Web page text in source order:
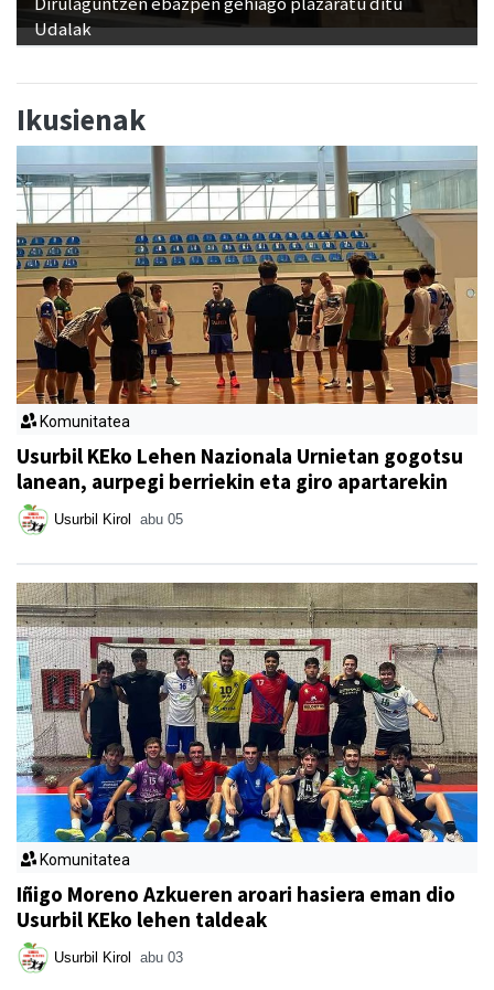
Udalak
Ikusienak
Komunitatea
Usurbil KEko Lehen Nazionala Urnietan gogotsu
lanean, aurpegi berriekin eta giro apartarekin
Usurbil Kirol abu 05
Komunitatea
Iñigo Moreno Azkueren aroari hasiera eman dio
Usurbil KEko lehen taldeak
Usurbil Kirol abu 03